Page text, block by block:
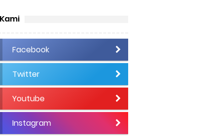
Facebook
Twitter
Youtube
Instagram